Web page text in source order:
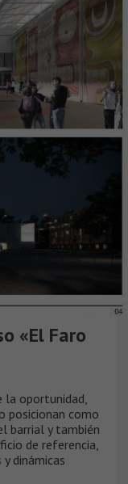
«El Faro
oportunidad,
posicionan como
barrial y también
de referencia,
dinámicas